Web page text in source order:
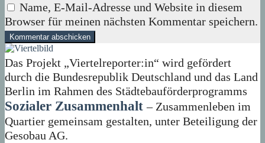
Name, E-Mail-Adresse und Website in diesem
Browser für meinen nächsten Kommentar speichern.
Das Projekt „Viertelreporter:in“ wird gefördert
durch die Bundesrepublik Deutschland und das Land
Berlin im Rahmen des Städtebauförderprogramms
Sozialer Zusammenhalt – Zusammenleben im
Quartier gemeinsam gestalten, unter Beteiligung der
Gesobau AG.